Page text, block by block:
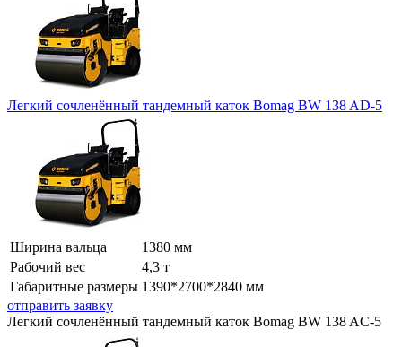
Легкий сочленённый тандемный каток Bomag BW 138 AD-5
Ширина вальца
1380 мм
Рабочий вес
4,3 т
Габаритные размеры 1390*2700*2840 мм
отправить заявку
Легкий сочленённый тандемный каток Bomag BW 138 AC-5